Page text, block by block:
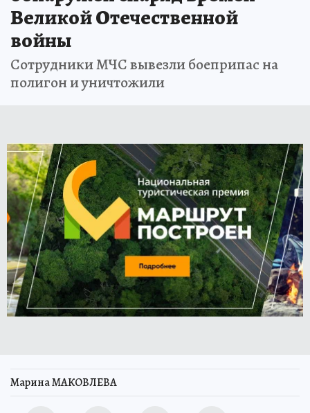
Великой Отечественной
войны
Сотрудники МЧС вывезли боеприпас на
полигон и уничтожили
Марина МАКОВЛЕВА